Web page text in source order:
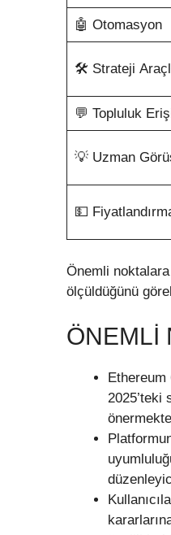
🤖 Otomasyon
🛠️ Strateji
💬 Topluluk
💡 Uzman
💵
Önemli
ölçüldüğünü
ÖNEMLI
Ethereum
2025’teki